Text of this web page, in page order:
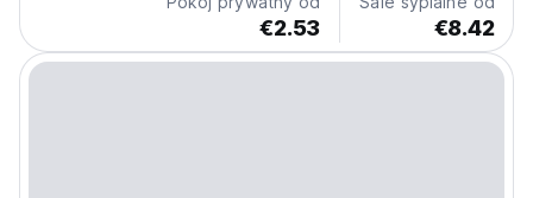
€2.53 €8.42